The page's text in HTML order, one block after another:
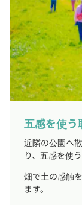
五感を使う
近隣の公園へ
り、五感を使
畑で土の感触
ます。